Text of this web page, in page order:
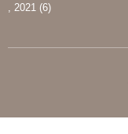
, 2021 (6)